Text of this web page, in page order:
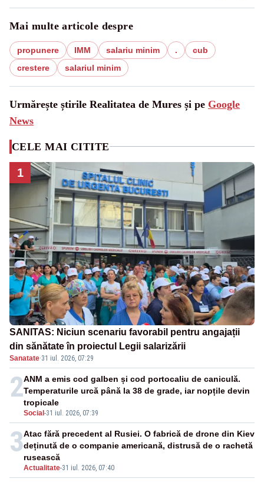
Mai multe articole despre
propunere IMM salariu minim .
cub
crestere
salariul minim
Urmărește știrile Realitatea de Mures și pe Google
News
CELE MAI CITITE
1
SANITAS: Niciun scenariu favorabil pentru angajații
din sănătate în proiectul Legii salarizării
Sanatate·31 iul. 2026, 07:29
2
Social -31 iul. 2026, 07:39
ANM a emis cod galben și cod portocaliu de caniculă.
Temperaturile urcă până la 38 de grade, iar nopțile devin
tropicale
3
Actualitate-31 iul. 2026, 07:40
Atac fără precedent al Rusiei. O fabrică de drone din Kiev
deținută de o companie americană, distrusă de o rachetă
rusească